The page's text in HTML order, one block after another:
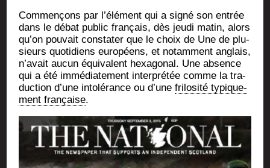
Com­men­çons par l’élément qui a signé son entrée
dans le débat public fran­çais, dès jeu­di matin, alors
qu’on pou­vait consta­ter que le choix de Une de plu­
sieurs quo­ti­diens euro­péens, et notam­ment anglais,
n’avait aucun équi­valent hexa­go­nal. Une absence
qui a été immé­dia­te­ment inter­pré­tée comme la tra­
duc­tion d’une into­lé­rance ou d’unefri­lo­si­té typi­que­
ment fran­çaise.